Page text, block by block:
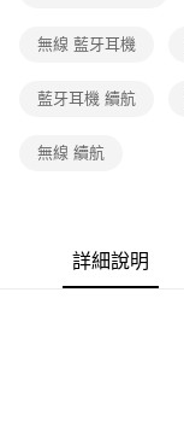
無線 藍牙耳機
藍牙耳機 續航
無線 續航
詳細說明